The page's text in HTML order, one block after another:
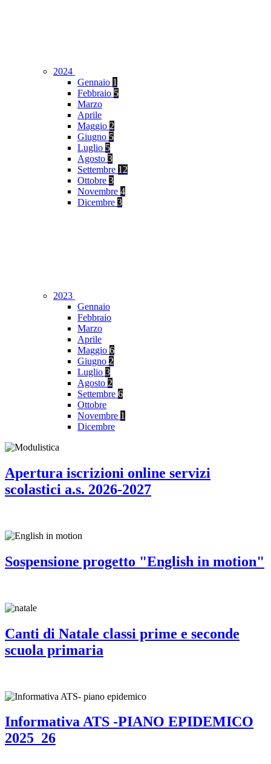
2024
Gennaio 1
Febbraio 5
Marzo
Aprile
Maggio 2
Giugno 5
Luglio 5
Agosto 3
Settembre 12
Ottobre 3
Novembre 4
Dicembre 3
2023
Gennaio
Febbraio
Marzo
Aprile
Maggio 6
Giugno 2
Luglio 3
Agosto 2
Settembre 6
Ottobre
Novembre 1
Dicembre
Apertura iscrizioni online servizi
scolastici a.s. 2026-2027
Sospensione progetto "English in motion"
Canti di Natale classi prime e seconde
scuola primaria
Informativa ATS -PIANO EPIDEMICO
2025_26